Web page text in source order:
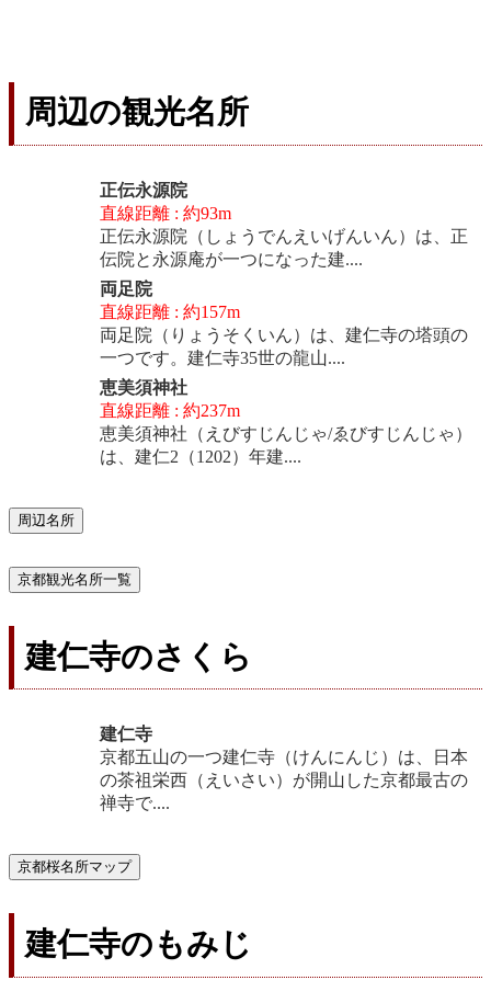
周辺の観光名所
正伝永源院
直線距離 : 約93m
正伝永源院（しょうでんえいげんいん）は、正
伝院と永源庵が一つになった建....
両足院
直線距離 : 約157m
両足院（りょうそくいん）は、建仁寺の塔頭の
一つです。建仁寺35世の龍山....
恵美須神社
直線距離 : 約237m
恵美須神社（えびすじんじゃ/ゑびすじんじゃ）
は、建仁2（1202）年建....
周辺名所
京都観光名所一覧
建仁寺のさくら
建仁寺
京都五山の一つ建仁寺（けんにんじ）は、日本
の茶祖栄西（えいさい）が開山した京都最古の
禅寺で....
京都桜名所マップ
建仁寺のもみじ